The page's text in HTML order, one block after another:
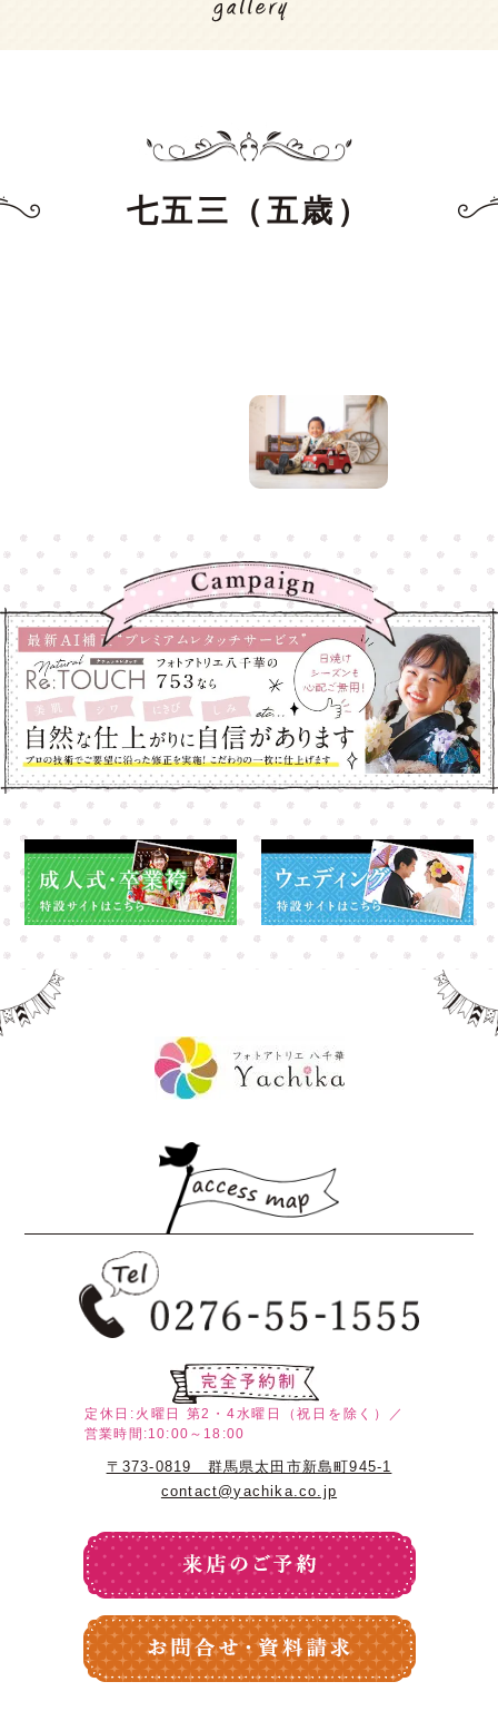
七五三（五歳）
定休日:火曜日
第2・4水曜日（祝日を除く）／
営業時間:10:00～18:00
〒373-0819 群馬県太田市新島町945-1
contact@yachika.co.jp